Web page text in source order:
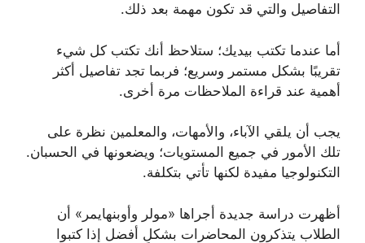
التفاصيل والتي قد تكون مهمة بعد ذلك.
أما عندما تكتب بيديك؛ ستلاحظ أنك تكتب كل شيء
تقريبًا بشكل مستمر وسريع؛ فربما تجد تفاصيل أكثر
أهمية عند قراءة الملاحظات مرة أخرى.
يجب أن يلقي الآباء، والأمهات، والمعلمين نظرة على
تلك الأمور في جميع المستويات؛ ويضعونها في الحسبان.
التكنولوجيا مفيدة لكنها تأتي بتكلفة.
أظهرت دراسة جديدة أجراها «مولر وأوبنهايمر» أن
الطلاب يتذكرون المحاضرات بشكلٍ أفضل إذا كتبوا